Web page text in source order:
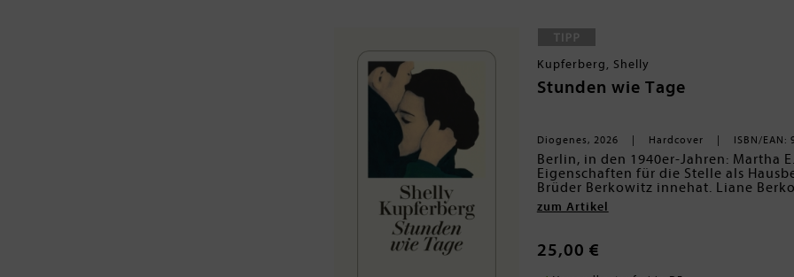
Kupferberg, Shelly
Stunden wie Tage
Diogenes, 2026 Hardcover ISBN/EAN:
Berlin, in den 1940er-Jahren: Martha
Eigenschaften für die Stelle als
Brüder Berkowitz innehat. Liane
und lebenslustiges Mädchen, das
Widerstand gegen die
weiß, wer sie wirklich ist: eine
Leben.
zum Artikel
25,00 €